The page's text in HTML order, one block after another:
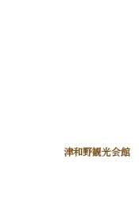
津和野観光会館